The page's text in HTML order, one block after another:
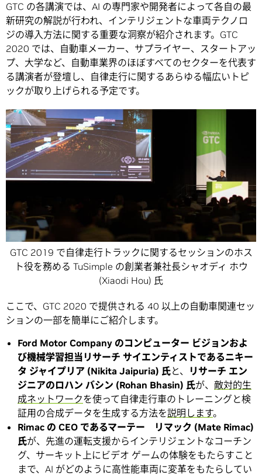
GTC の各講演では、AI の専門家や開発者によって各自の最
新研究の解説が行われ、インテリジェントな車両テクノロ
ジの導入方法に関する重要な洞察が紹介されます。GTC
2020 では、自動車メーカー、サプライヤー、スタートアッ
プ、大学など、自動車業界のほぼすべてのセクターを代表す
る講演者が登壇し、自律走行に関するあらゆる幅広いトピ
ックが取り上げられる予定です。
GTC 2019 で自律走行トラックに関するセッションのホス
ト役を務める TuSimple の創業者兼社長シャオディ ホウ
(Xiaodi Hou) 氏
ここで、GTC 2020 で提供される 40 以上の自動車関連セッ
ションの一部を簡単にご紹介します。
Ford Motor Company のコンピューター ビジョンおよ
び機械学習担当リサーチ サイエンティストであるニキー
タ ジャイプリア (Nikita Jaipuria) 氏と、
リサーチ エン
ジニアのロハン バシン (Rohan Bhasin) 氏が、 敵対的生
成ネットワークを使って自律走行車のトレーニングと検
証用の合成データを生成する方法を説明します。
Rimac の CEO であるマーテー リマック (Mate Rimac)
氏が、先進の運転支援からインテリジェントなコーチン
グ、サーキット上にビデオ ゲームの体験をもたらすこと
まで、AI がどのように高性能車両に変革をもたらしてい